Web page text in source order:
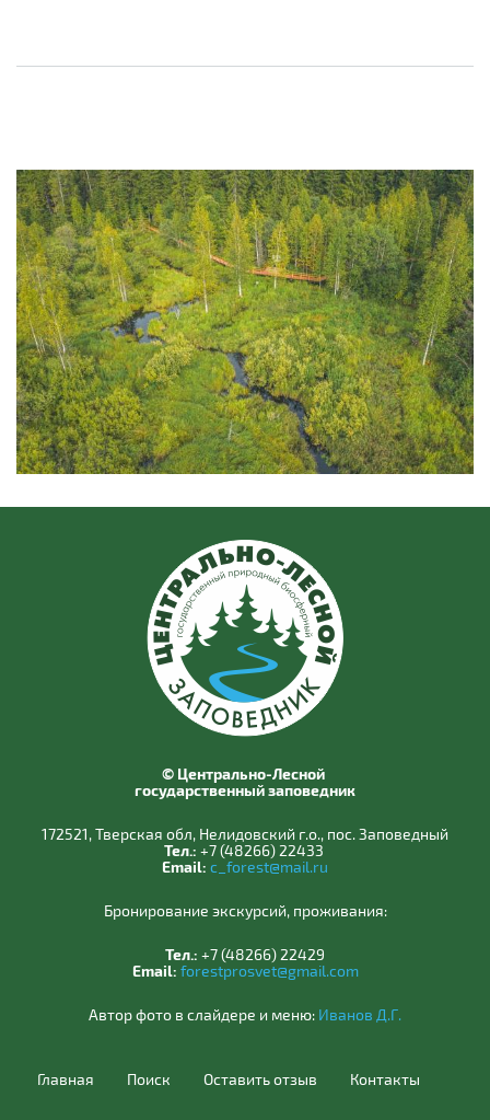
© Центрально-Лесной
государственный заповедник
172521, Тверская обл, Нелидовский г.о., пос. Заповедный
Тел.: +7 (48266) 22433
Email: c_forest@mail.ru
Бронирование экскурсий, проживания:
Тел.: +7 (48266) 22429
Email: forestprosvet@gmail.com
Автор фото в слайдере и меню: Иванов Д.Г.
Главная Поиск Оставить отзыв Контакты